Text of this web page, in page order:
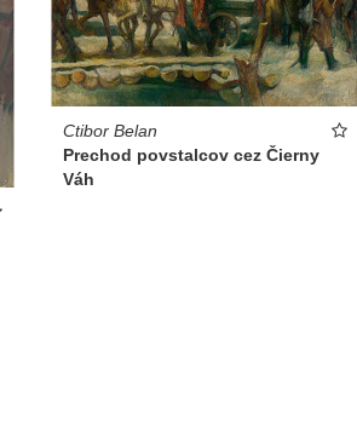
Ctibor Belan
Prechod povstalcov cez Čierny
Váh